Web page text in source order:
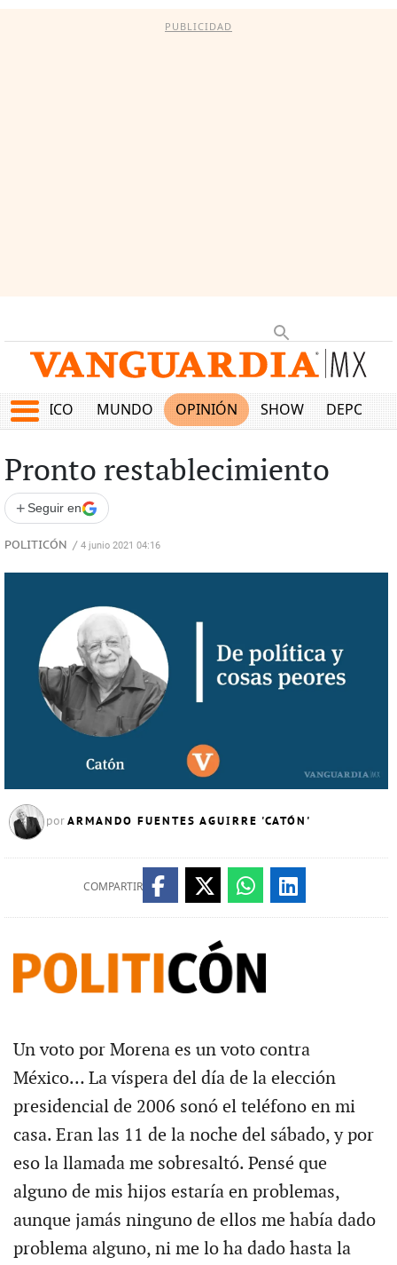
PUBLICIDAD
MÉXICO MUNDO OPINIÓN SHOW
Pronto restablecimiento
+ Seguir en
POLITICÓN / 4 junio 2021 04:16
por ARMANDO FUENTES AGUIRRE 'CATÓN'
COMPARTIR
Un voto por Morena es un voto contra
México… La víspera del día de la elección
presidencial de 2006 sonó el teléfono en mi
casa. Eran las 11 de la noche del sábado, y por
eso la llamada me sobresaltó. Pensé que
alguno de mis hijos estaría en problemas,
aunque jamás ninguno de ellos me había dado
problema alguno, ni me lo ha dado hasta la